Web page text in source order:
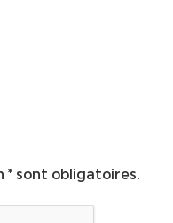
sont obligatoires.